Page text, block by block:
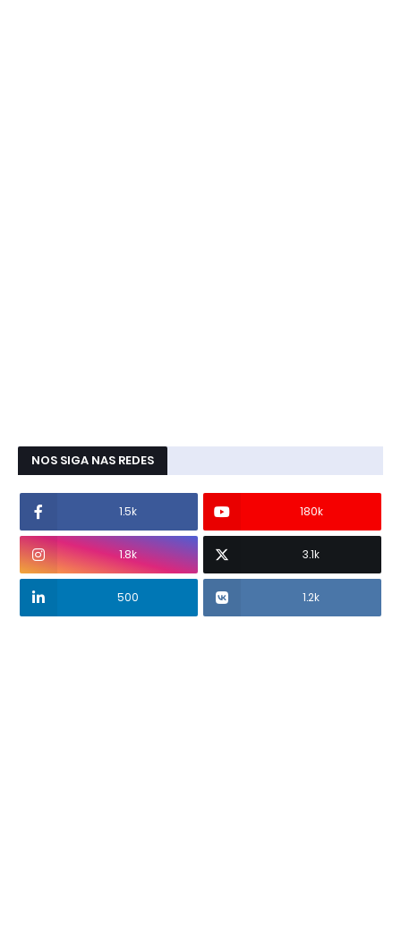
NOS SIGA NAS REDES
1.5k 180k
1.8k 3.1k
500 1.2k